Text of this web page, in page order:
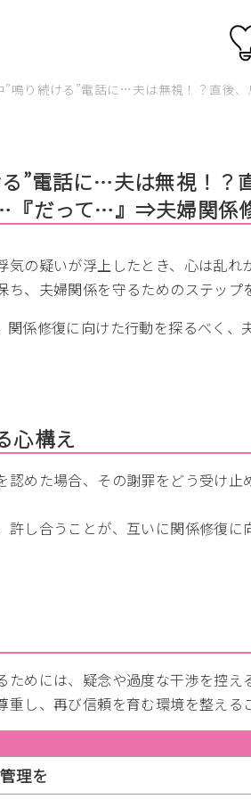
”鳴り続ける”電話に…夫は無視！？直後
”電話に…夫は無視！？
『だって…』⇒夫婦関係
の疑いが浮上したとき、心は乱れ
ち、夫婦関係を守るためのステップ
関係修復に向けた行動を探るべく、
心構え
認めた場合、その謝罪をどう受け止
許し合うことが、互いに関係修復に
ためには、疑念や過度な干渉を控え
重し、再び信頼を育む環境を整える
理を